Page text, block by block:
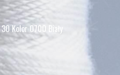
Kolor 0700 Biały